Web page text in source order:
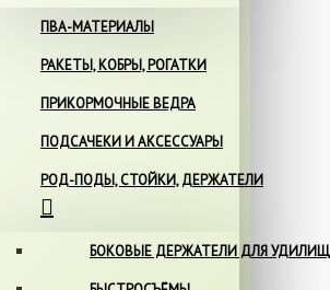
ПВА-МАТЕРИАЛЫ
РАКЕТЫ, КОБРЫ, РОГАТКИ
ПРИКОРМОЧНЫЕ ВЕДРА
ПОДСАЧЕКИ И АКСЕССУАРЫ
РОД-ПОДЫ, СТОЙКИ, ДЕРЖАТЕЛИ
БОКОВЫЕ ДЕРЖАТЕЛИ ДЛЯ УДИЛИЩ